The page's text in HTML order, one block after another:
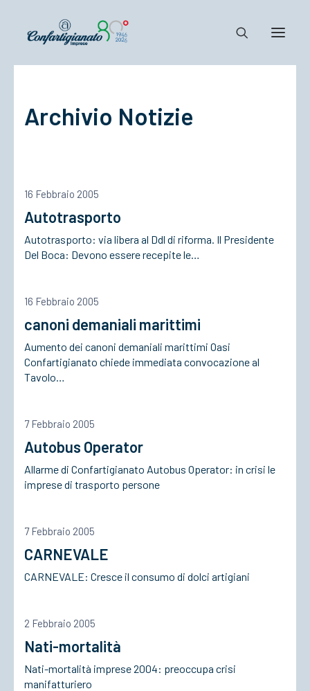
Confartigianato
Cosa Facciamo
Associarsi
ACCEDI
Archivio Notizie
16 Febbraio 2005
Autotrasporto
Autotrasporto: via libera al Ddl di riforma. Il Presidente
Del Boca: Devono essere recepite le…
16 Febbraio 2005
canoni demaniali marittimi
Aumento dei canoni demaniali marittimi Oasi
Confartigianato chiede immediata convocazione al
Tavolo…
7 Febbraio 2005
Autobus Operator
Allarme di Confartigianato Autobus Operator: in crisi le
imprese di trasporto persone
7 Febbraio 2005
CARNEVALE
CARNEVALE: Cresce il consumo di dolci artigiani
2 Febbraio 2005
Nati-mortalità
Nati-mortalità imprese 2004: preoccupa crisi
manifatturiero